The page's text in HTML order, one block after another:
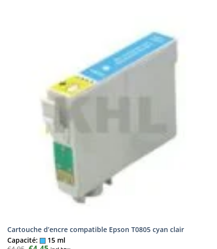
Cartouche d’encre compatible Epson T0805 cyan clair
Capacité:
15 ml